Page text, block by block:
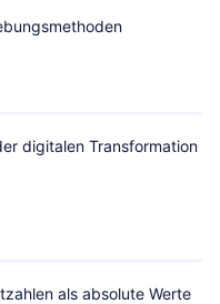
digitalen Transformation
als absolute Werte